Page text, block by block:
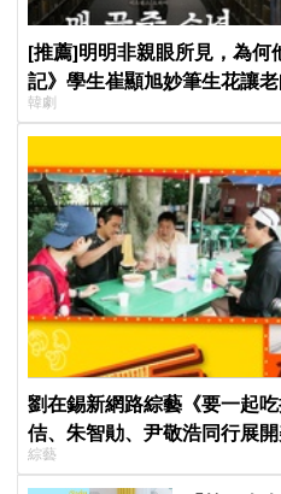
[推薦]明明非親眼所見，為何
記》學生崔顯旭妙筆生花讓
韓劇
劉在錫新網路綜藝《要一起
佶、朱智勛、尹敬浩同行展
綜藝